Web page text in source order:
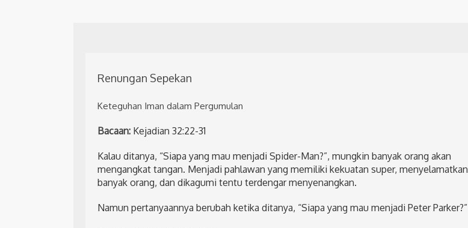
Renungan Sepekan
Keteguhan Iman dalam Pergumulan
Bacaan: Kejadian 32:22-31
Kalau ditanya, “Siapa yang mau menjadi Spider-Man?”, mungkin banyak orang akan
mengangkat tangan. Menjadi pahlawan yang memiliki kekuatan super, menyelamatkan
banyak orang, dan dikagumi tentu terdengar menyenangkan.
Namun pertanyaannya berubah ketika ditanya, “Siapa yang mau menjadi Peter Parker?”